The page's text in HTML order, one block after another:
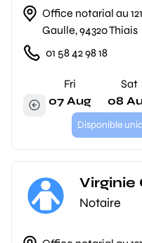
Office notarial au
Gaulle, 94320 Thiais
01 58 42 98 18
Fri
07 Aug
Sat
08
Disponible
Virginie
Notaire